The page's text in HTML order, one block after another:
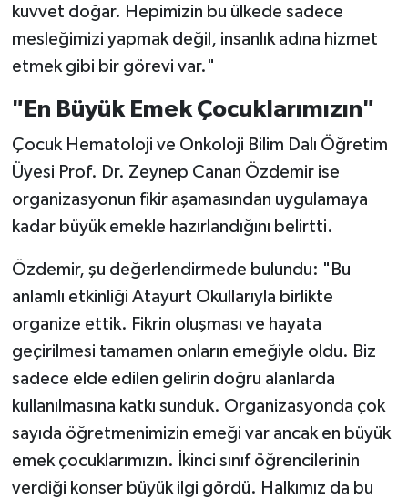
kuvvet doğar. Hepimizin bu ülkede sadece
mesleğimizi yapmak değil, insanlık adına hizmet
etmek gibi bir görevi var."
"En Büyük Emek Çocuklarımızın"
Çocuk Hematoloji ve Onkoloji Bilim Dalı Öğretim
Üyesi Prof. Dr. Zeynep Canan Özdemir ise
organizasyonun fikir aşamasından uygulamaya
kadar büyük emekle hazırlandığını belirtti.
Özdemir, şu değerlendirmede bulundu: "Bu
anlamlı etkinliği Atayurt Okullarıyla birlikte
organize ettik. Fikrin oluşması ve hayata
geçirilmesi tamamen onların emeğiyle oldu. Biz
sadece elde edilen gelirin doğru alanlarda
kullanılmasına katkı sunduk. Organizasyonda çok
sayıda öğretmenimizin emeği var ancak en büyük
emek çocuklarımızın. İkinci sınıf öğrencilerinin
verdiği konser büyük ilgi gördü. Halkımız da bu